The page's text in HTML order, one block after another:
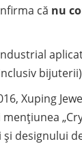
că nu
Xuping
designului